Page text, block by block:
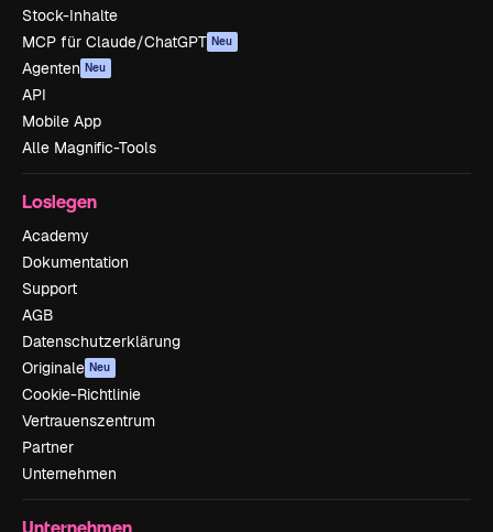
Stock-Inhalte
MCP für Claude/ChatGPT Neu
Agenten Neu
API
Mobile App
Alle Magnific-Tools
Loslegen
Academy
Dokumentation
Support
AGB
Datenschutzerklärung
Originale Neu
Cookie-Richtlinie
Vertrauenszentrum
Partner
Unternehmen
Unternehmen